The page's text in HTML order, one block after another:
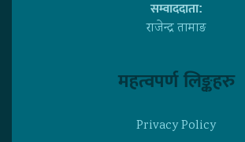
सम्वाददाता:
राजेन्द्र तामाङ
महत्वपर्ण लिङ्कहरु
Privacy Policy